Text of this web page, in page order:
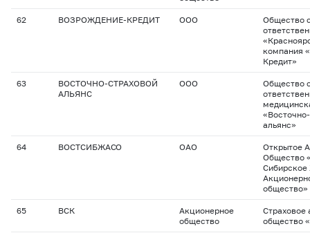
62 ВОЗРОЖДЕНИЕ-КРЕДИТ ООО
Общество
компания
Кредит»
63
ВОСТОЧНО-СТРАХОВОЙ
АЛЬЯНС
ООО
Общество
альянс»
64 ВОСТСИБЖАСО ОАО
Открытое
Общество
общество»
65 ВСК
Акционерное
общество
Страховое
общество